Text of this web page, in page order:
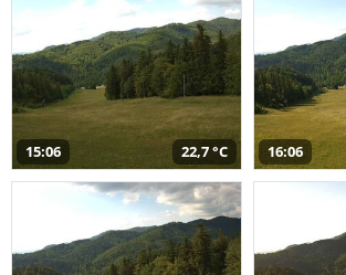
15:06 22,7 °C 16:06